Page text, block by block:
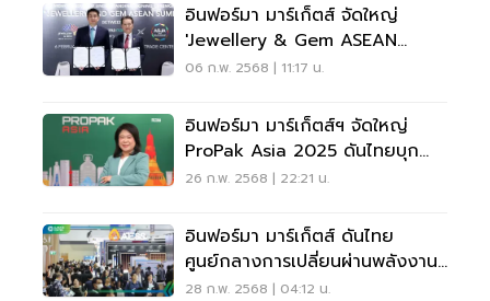
อินฟอร์มา มาร์เก็ตส์ จัดใหญ่
'Jewellery & Gem ASEAN
Summit 2025' ดันอัญมณีไทย
06 ก.พ. 2568 | 11:17 น.
อินฟอร์มา มาร์เก็ตส์ฯ จัดใหญ่
ProPak Asia 2025 ดันไทยบุก
ตลาดอาหารอนาคต
26 ก.พ. 2568 | 22:21 น.
อินฟอร์มา มาร์เก็ตส์ ดันไทย
ศูนย์กลางการเปลี่ยนผ่านพลังงาน
สะอาดของเอเชีย
28 ก.พ. 2568 | 04:12 น.